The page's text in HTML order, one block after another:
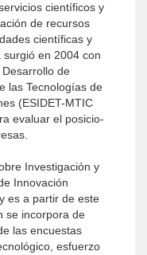
científicos y
de recursos
científicas y
en 2004 con
de
las Tecnologías de
(ESIDET-MTIC
evaluar el posicio­
Investiga­ción y
Innovación
es a partir de este
se incorpora de
las encuestas
esfuerzo